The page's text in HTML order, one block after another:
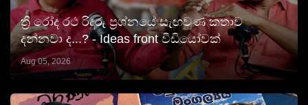
ත්‍රී රෝද රථ රිදුරු ප්‍රශ්නයේ සැඟවුණ කතාව
දන්නවා ද...? - Ideas front වීඩියෝවක්
Aug 05, 2026